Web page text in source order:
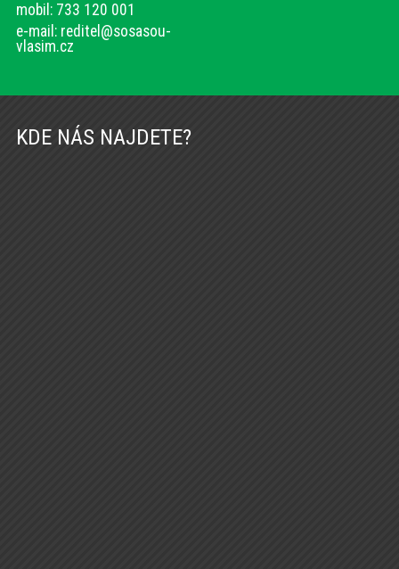
mobil: 733 120 001
e-mail: reditel@sosasou-
vlasim.cz
KDE NÁS NAJDETE?